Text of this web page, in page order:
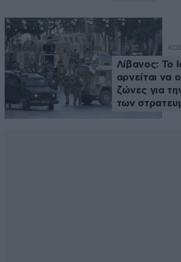
Λίβανος: Το
αρνείται να
ζώνες για
των